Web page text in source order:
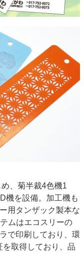
、菊半裁4色機1
機を設備。加工機も
用タンザック製本な
ムはエコスリーの
で印刷しており、環
取得しており、品